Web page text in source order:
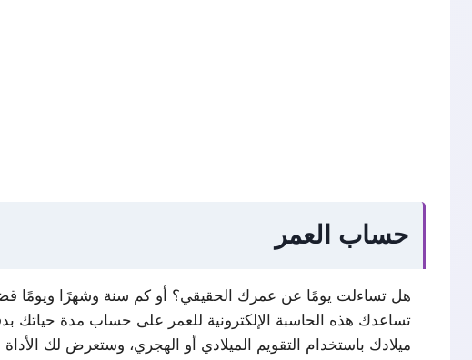
حساب العمر
هل تساءلت يومًا عن عمرك الحقيقي؟ أو كم سنة وشهرًا ويومًا
تساعدك هذه الحاسبة الإلكترونية للعمر على حساب مدة حياتك
ميلادك باستخدام التقويم الميلادي أو الهجري، وستعرض لك